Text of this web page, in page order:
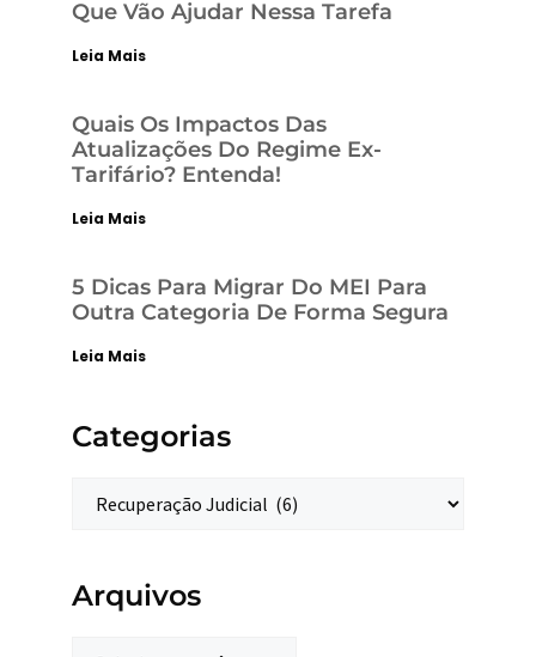
Que Vão Ajudar Nessa Tarefa
Leia Mais
Quais Os Impactos Das
Atualizações Do Regime Ex-
Tarifário? Entenda!
Leia Mais
5 Dicas Para Migrar Do MEI Para
Outra Categoria De Forma Segura
Leia Mais
Categorias
Arquivos